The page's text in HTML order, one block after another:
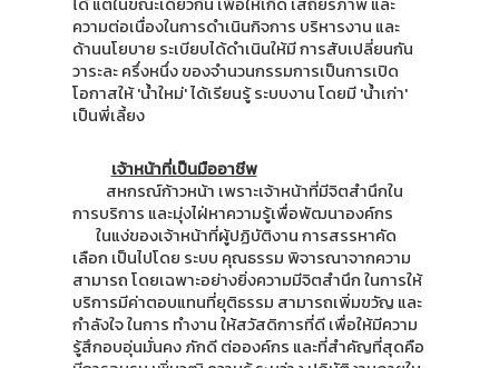
ความต่อเนื่องในการดำเนินกิจการ บริหารงาน และ
ด้านนโยบาย ระเบียบได้ดำเนินให้มี การสับเปลี่ยนกัน
วาระละ ครึ่งหนึ่ง ของจำนวนกรรมการเป็นการเปิด
โอกาสให้ 'น้ำใหม่' ได้เรียนรู้ ระบบงาน โดยมี 'น้ำเก่า'
เป็นพี่เลี้ยง
เจ้าหน้าที่เป็นมืออาชีพ
สหกรณ์ก้าวหน้า เพราะเจ้าหน้าที่มีจิตสำนึกใน
การบริการ และมุ่งไฝ่หาความรู้เพื่อพัฒนาองค์กร
ในแง่ของเจ้าหน้าที่ผู้ปฏิบัติงาน การสรรหาคัด
เลือก เป็นไปโดย ระบบ คุณธรรม พิจารณาจากความ
สามารถ โดยเฉพาะอย่างยิ่งความมีจิตสำนึก ในการให้
บริการมีค่าตอบแทนที่ยุติธรรม สามารถเพิ่มขวัญ และ
กำลังใจ ในการ ทำงาน ให้สวัสดิการที่ดี เพื่อให้มีความ
รู้สึกอบอุ่นมั่นคง ภักดี ต่อองค์กร และที่สำคัญที่สุดคือ